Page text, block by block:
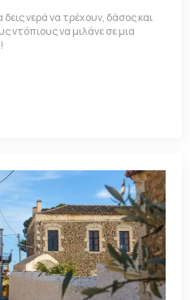
νερά να τρέχουν, δάσος και
ντόπιους να μιλάνε σε μια